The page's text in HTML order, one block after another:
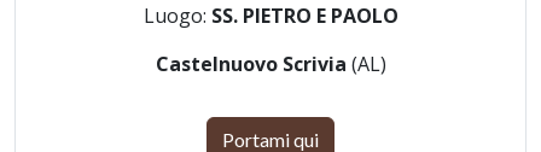
Luogo: SS. PIETRO E PAOLO
Castelnuovo Scrivia (AL)
Portami qui